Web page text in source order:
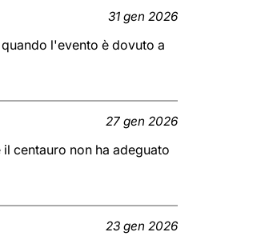
31 gen 2026
l'evento è dovuto a
27 gen 2026
centauro non ha adeguato
23 gen 2026